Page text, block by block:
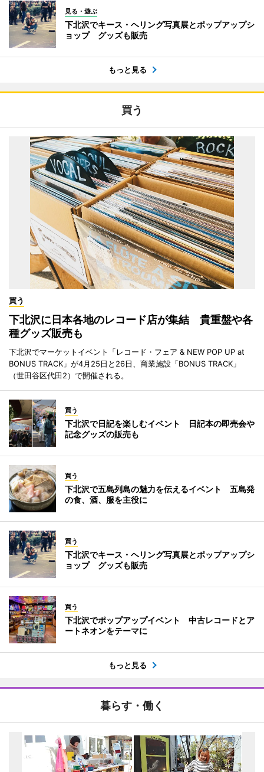
見る・遊ぶ
下北沢でキース・ヘリング写真展とポップアップシ
ョップ グッズも販売
もっと見る
買う
買う
下北沢に日本各地のレコード店が集結 貴重盤や各
種グッズ販売も
下北沢でマーケットイベント「レコード・フェア & NEW POP UP at
BONUS TRACK」が4月25日と26日、商業施設「BONUS TRACK」
（世田谷区代田2）で開催される。
買う
下北沢で日記を楽しむイベント 日記本の即売会や
記念グッズの販売も
買う
下北沢で五島列島の魅力を伝えるイベント 五島発
の食、酒、服を主役に
買う
下北沢でキース・ヘリング写真展とポップアップシ
ョップ グッズも販売
買う
下北沢でポップアップイベント 中古レコードとア
ートネオンをテーマに
もっと見る
暮らす・働く